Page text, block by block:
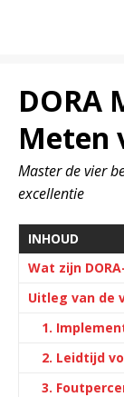
DORA
Meten
Master de vier
excellentie
INHOUD
Wat zijn
Uitleg van de
1.
2. Leidtijd
3.